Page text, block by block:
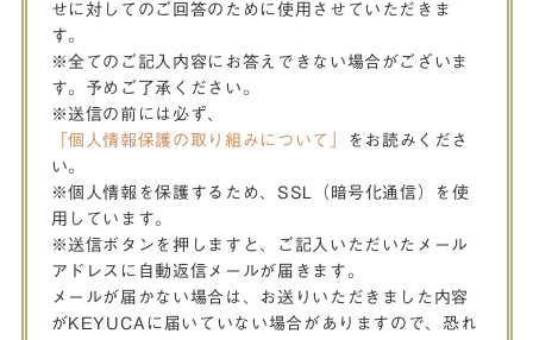
せに対してのご回答のために使用させていただきま
す。
※全てのご記入内容にお答えできない場合がございま
す。予めご了承ください。
※送信の前には必ず、
「個人情報保護の取り組みについて」
をお読みくださ
い。
※個人情報を保護するため、SSL（暗号化通信）を使
用しています。
※送信ボタンを押しますと、ご記入いただいたメール
アドレスに自動返信メールが届きます。
メールが届かない場合は、お送りいただきました内容
がKEYUCAに届いていない場合がありますので、恐れ